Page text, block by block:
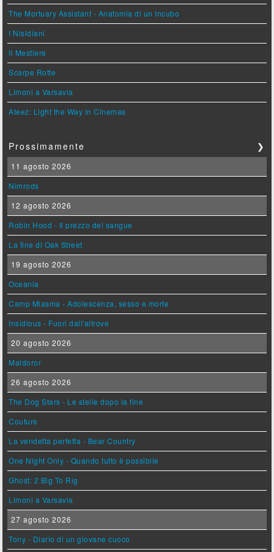
The Mortuary Assistant - Anatomia di un Incubo
I Nisidiani
Il Mestiere
Scarpe Rotte
Limoni a Varsavia
Ateez: Light the Way in Cinemas
Prossimamente ❯
11 agosto 2026
Nimrods
12 agosto 2026
Robin Hood - Il prezzo del sangue
La fine di Oak Street
19 agosto 2026
Oceania
Camp Miasma - Adolescenza, sesso e morte
Insidious - Fuori dall'altrove
20 agosto 2026
Maldoror
26 agosto 2026
The Dog Stars - Le stelle dopo la fine
Couture
La vendetta perfetta - Bear Country
One Night Only - Quando tutto è possibile
Ghost: 2 Big To Rig
Limoni a Varsavia
27 agosto 2026
Tony - Diario di un giovane cuoco